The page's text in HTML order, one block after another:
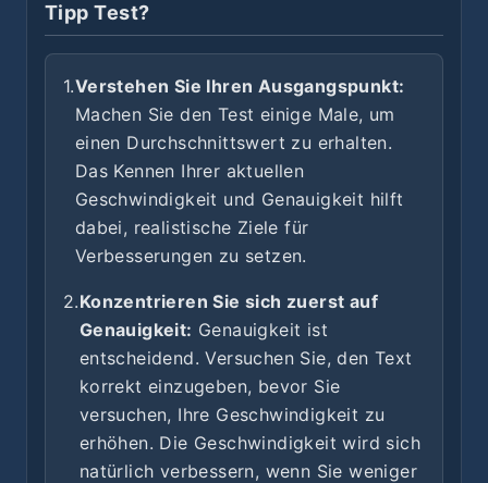
Tipp Test?
1.Verstehen Sie Ihren Ausgangspunkt:
Machen Sie den Test einige Male, um
einen Durchschnittswert zu erhalten.
Das Kennen Ihrer aktuellen
Geschwindigkeit und Genauigkeit hilft
dabei, realistische Ziele für
Verbesserungen zu setzen.
2.Konzentrieren Sie sich zuerst auf
Genauigkeit: Genauigkeit ist
entscheidend. Versuchen Sie, den Text
korrekt einzugeben, bevor Sie
versuchen, Ihre Geschwindigkeit zu
erhöhen. Die Geschwindigkeit wird sich
natürlich verbessern, wenn Sie weniger